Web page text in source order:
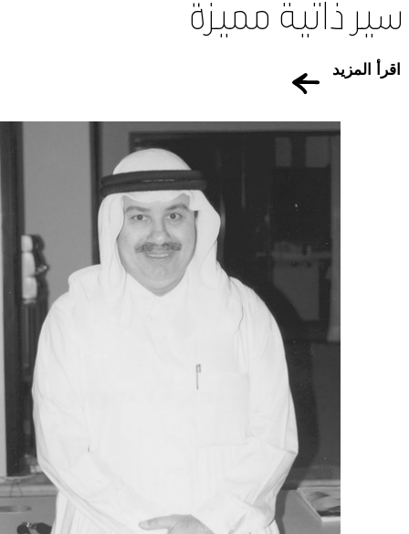
سير ذاتية مميزة
اقرأ المزيد